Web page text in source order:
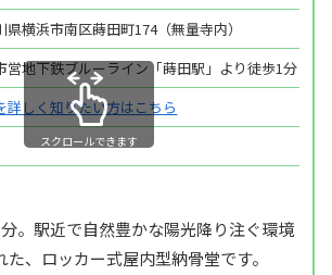
県横浜市南区蒔田町174（無量寺内）
営地下鉄ブルーライン「蒔田駅」より徒歩1分
詳しく知りたい方はこちら
スクロールできます
。駅近で自然豊かな陽光降り注ぐ環境
、ロッカー式屋内型納骨堂です。